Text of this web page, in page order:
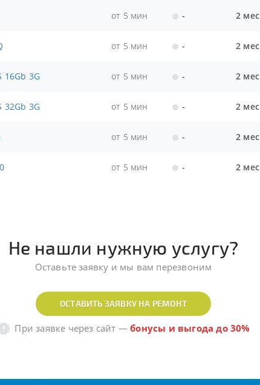
от 5 мин - 2 мес
от 5 мин - 2 мес
16Gb 3G от 5 мин - 2 мес
32Gb 3G от 5 мин - 2 мес
от 5 мин - 2 мес
от 5 мин - 2 мес
Не нашли нужную услугу?
Оставьте заявку и мы вам перезвоним
ОСТАВИТЬ ЗАЯВКУ НА РЕМОНТ
При заявке через сайт —бонусы и выгода до 30%